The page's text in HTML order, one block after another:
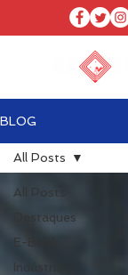
BLOG
All Posts
Destaques
E-Book
Indústria
All Posts